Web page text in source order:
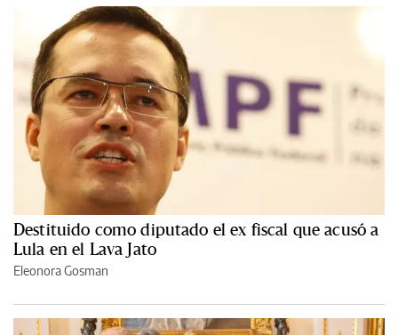
Destituido como diputado el ex fiscal que acusó a
Lula en el Lava Jato
Eleonora Gosman